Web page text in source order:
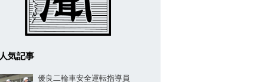
人気記事
優良二輪車安全運転指導員